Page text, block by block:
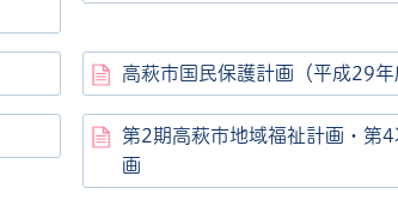
高萩市国民保護計画（平成29年
第2期高萩市地域福祉計画・第
画